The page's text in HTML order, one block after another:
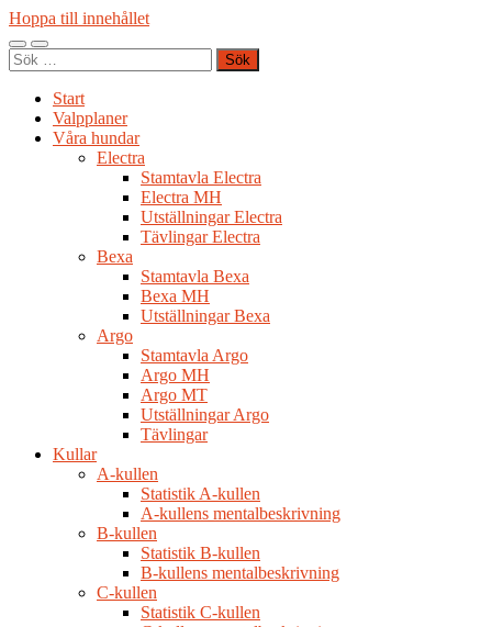
Hoppa till innehållet
Slå
på/av
Slå
på/av
Sök
efter:
Start
Valpplaner
Våra hundar
Electra
Stamtavla Electra
Electra MH
Utställningar Electra
Tävlingar Electra
Bexa
Stamtavla Bexa
Bexa MH
Utställningar Bexa
Argo
Stamtavla Argo
Argo MH
Argo MT
Utställningar Argo
Tävlingar
Kullar
A-kullen
Statistik A-kullen
A-kullens mentalbeskrivning
B-kullen
Statistik B-kullen
B-kullens mentalbeskrivning
C-kullen
Statistik C-kullen